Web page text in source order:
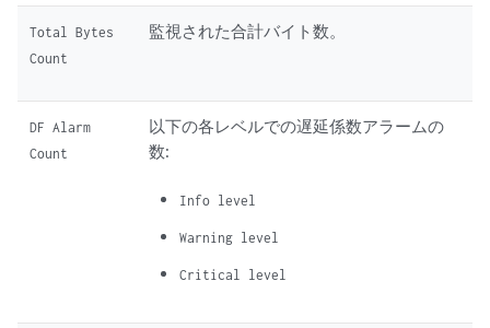
Total Bytes
Count
監視された合計バイト数。
DF Alarm
Count
以下の各レベルでの遅延係数アラームの
数:
Info level
Warning level
Critical level